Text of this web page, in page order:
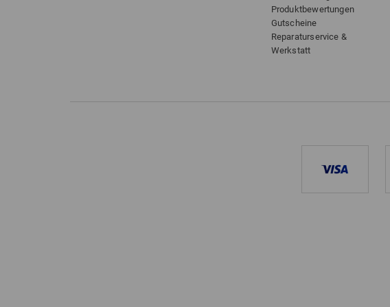
Produktbewertungen
Gutscheine
Reparaturservice &
Werkstatt